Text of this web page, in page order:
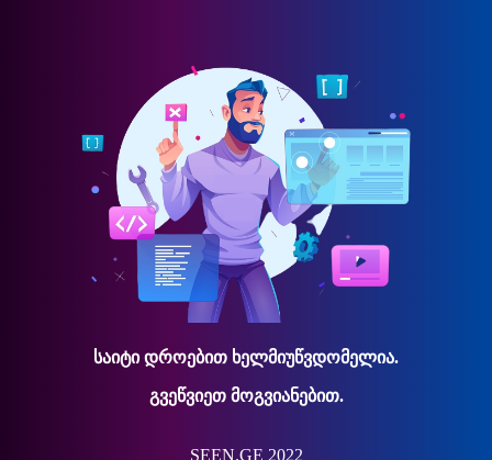
საიტი დროებით ხელმიუწვდომელია.
გვეწვიეთ მოგვიანებით.
SEEN.GE 2022